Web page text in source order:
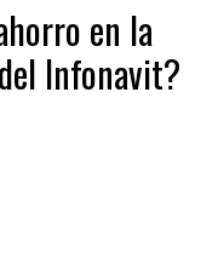
en la
Infonavit?